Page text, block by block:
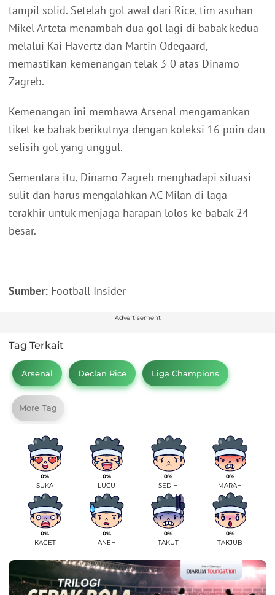
tampil solid. Setelah gol awal dari Rice, tim asuhan
Mikel Arteta menambah dua gol lagi di babak kedua
melalui Kai Havertz dan Martin Odegaard,
memastikan kemenangan telak 3-0 atas Dinamo
Zagreb.
Kemenangan ini membawa Arsenal mengamankan
tiket ke babak berikutnya dengan koleksi 16 poin dan
selisih gol yang unggul.
Sementara itu, Dinamo Zagreb menghadapi situasi
sulit dan harus mengalahkan AC Milan di laga
terakhir untuk menjaga harapan lolos ke babak 24
besar.
Sumber: Football Insider
Advertisement
Tag Terkait
Arsenal Declan Rice Liga Champions
More Tag
0%
SUKA
0%
LUCU
0%
SEDIH
0%
MARAH
0%
KAGET
0%
ANEH
0%
TAKUT
0%
TAKJUB